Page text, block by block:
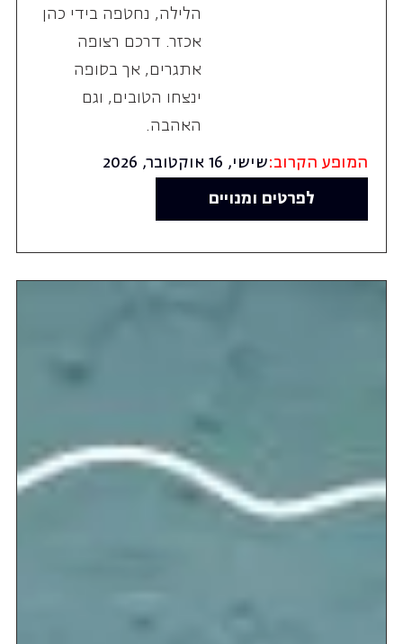
הלילה, נחטפה בידי כהן
אכזר. דרכם רצופה
אתגרים, אך בסופה
ינצחו הטובים, וגם
האהבה.
המופע הקרוב:שישי, 16 אוקטובר, 2026
לפרטים ומנויים